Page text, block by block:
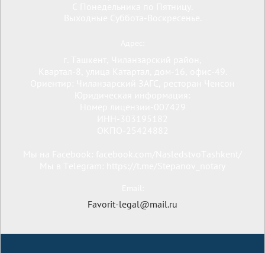
Favorit-legal@mail.ru